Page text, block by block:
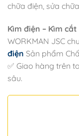
chữa điện, sửa
Kìm điện – Kìm
WORKMAN JSC
điện Sản phẩm
✅ Giao hàng trên
sâu.